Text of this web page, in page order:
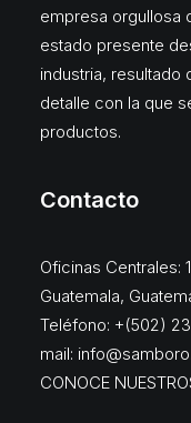
empresa orgullosa
estado presente
industria,
detalle con la que
productos.
Contacto
Oficinas Centrales:
Guatemala,
Teléfono: +(502)
mail:
CONOCE